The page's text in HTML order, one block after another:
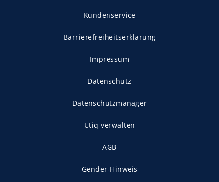
Kundenservice
Barrierefreiheitserklärung
Impressum
Datenschutz
Datenschutzmanager
Utiq verwalten
AGB
Gender-Hinweis